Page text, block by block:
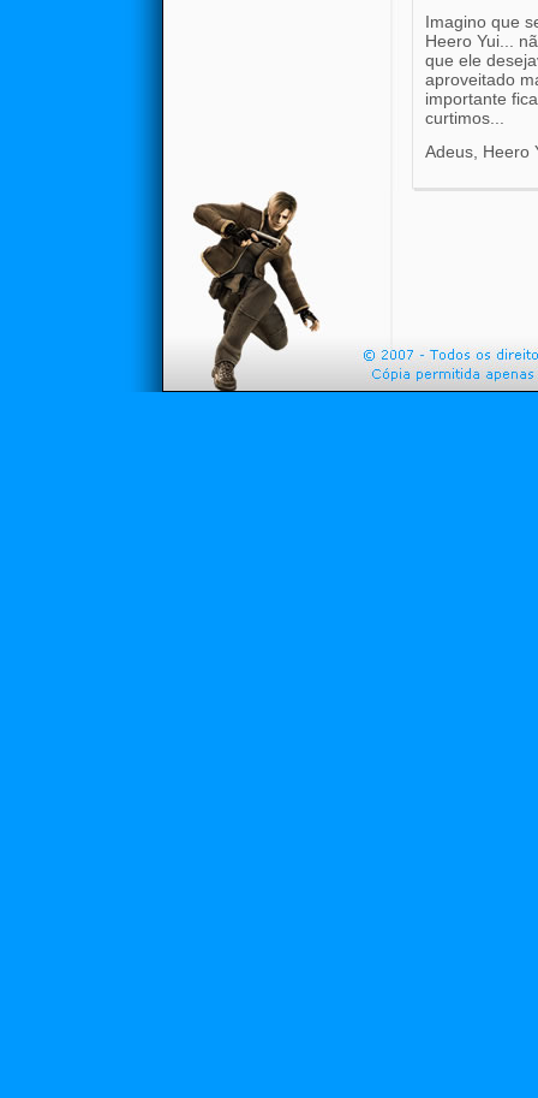
Imagino que
Heero Yui...
que ele
aproveitado
importante
curtimos...
Adeus, Heero